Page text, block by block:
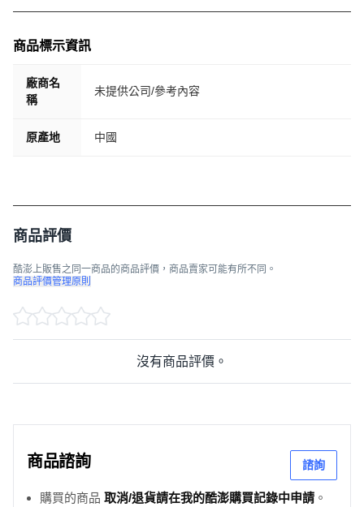
商品標示資訊
廠商名
稱
未提供公司/參考內容
原產地 中國
商品評價
酷澎上販售之同一商品的商品評價，商品賣家可能有所不同。
商品評價管理原則
沒有商品評價。
商品諮詢 諮詢
購買的商品 取消/退貨請在我的酷澎購買記錄中申請 。